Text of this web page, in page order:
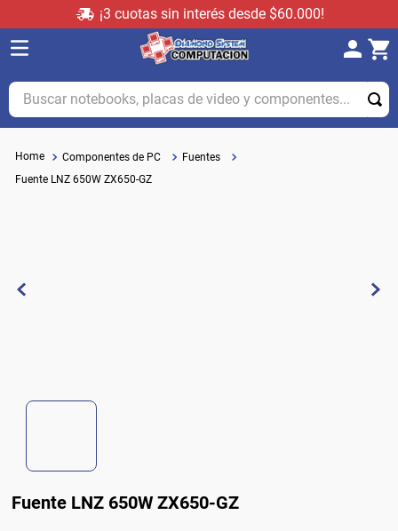
¡3 cuotas sin interés desde $60.000!
Buscar notebooks, placas de video y componentes...
Componentes de PC
Fuentes
Fuente LNZ 650W ZX650-GZ
Fuente LNZ 650W ZX650-GZ